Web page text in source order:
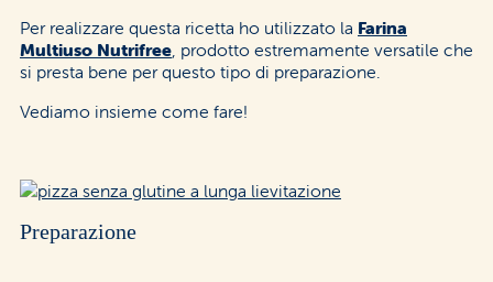
Per realizzare questa ricetta ho utilizzato la Farina
Multiuso Nutrifree , prodotto estremamente versatile che
si presta bene per questo tipo di preparazione.
Vediamo insieme come fare!
Preparazione